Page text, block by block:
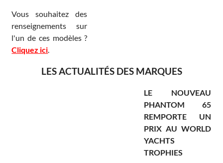
Vous souhaitez des
renseignements sur
l'un de ces modèles ?
Cliquez ici.
LES ACTUALITÉS DES MARQUES
LE NOUVEAU
PHANTOM 65
REMPORTE UN
PRIX AU WORLD
YACHTS
TROPHIES